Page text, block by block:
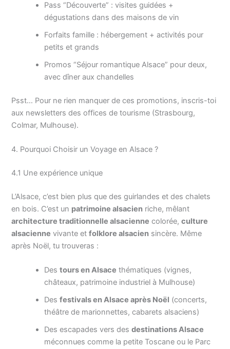
Pass “Découverte” : visites guidées +
dégustations dans des maisons de vin
Forfaits famille : hébergement + activités pour
petits et grands
Promos “Séjour romantique Alsace” pour deux,
avec dîner aux chandelles
Psst… Pour ne rien manquer de ces promotions, inscris-toi
aux newsletters des offices de tourisme (Strasbourg,
Colmar, Mulhouse).
4. Pourquoi Choisir un Voyage en Alsace ?
4.1 Une expérience unique
L’Alsace, c’est bien plus que des guirlandes et des chalets
en bois. C’est un patrimoine alsacien riche, mêlant
architecture traditionnelle alsacienne colorée,culture
alsacienne vivante etfolklore alsacien sincère. Même
après Noël, tu trouveras :
Destours en Alsace thématiques (vignes,
châteaux, patrimoine industriel à Mulhouse)
Desfestivals en Alsace après Noël (concerts,
théâtre de marionnettes, cabarets alsaciens)
Des escapades vers desdestinations Alsace
méconnues comme la petite Toscane ou le Parc